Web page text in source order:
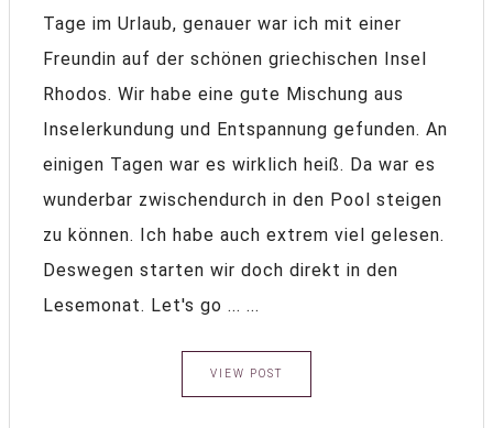
Tage im Urlaub, genauer war ich mit einer
Freundin auf der schönen griechischen Insel
Rhodos. Wir habe eine gute Mischung aus
Inselerkundung und Entspannung gefunden. An
einigen Tagen war es wirklich heiß. Da war es
wunderbar zwischendurch in den Pool steigen
zu können. Ich habe auch extrem viel gelesen.
Deswegen starten wir doch direkt in den
Lesemonat. Let's go ... ...
VIEW POST